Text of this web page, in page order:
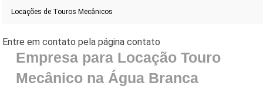
Locações de Touros Mecânicos
Empresa para Locação Touro
Mecânico na Água Branca